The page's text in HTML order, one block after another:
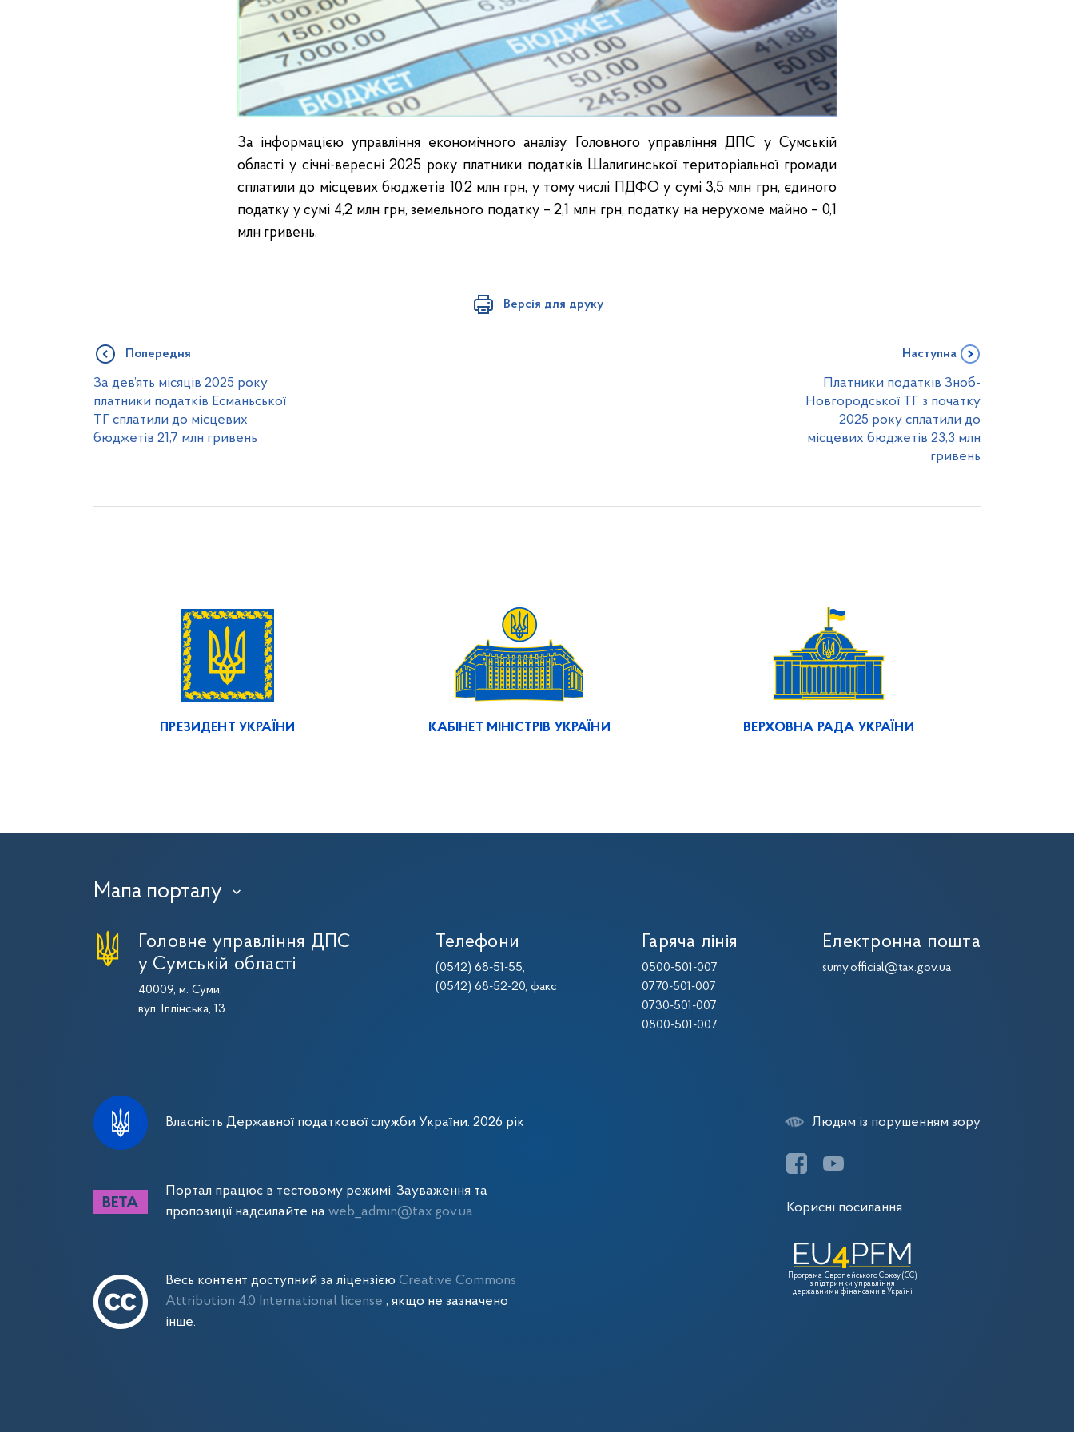
За інформацією управління економічного аналізу Головного управління ДПС у Сумській
області у січні-вересні 2025 року платники податків Шалигинської територіальної громади
сплатили до місцевих бюджетів 10,2 млн грн, у тому числі ПДФО у сумі 3,5 млн грн, єдиного
податку у сумі 4,2 млн грн, земельного податку – 2,1 млн грн, податку на нерухоме майно – 0,1
млн гривень.
Версія для друку
Попередня
За дев’ять місяців 2025 року
платники податків Есманьської
ТГ сплатили до місцевих
бюджетів 21,7 млн гривень
Наступна
Платники податків Зноб-
Новгородської ТГ з початку
2025 року сплатили до
місцевих бюджетів 23,3 млн
гривень
ПРЕЗИДЕНТ УКРАЇНИ КАБІНЕТ МІНІСТРІВ УКРАЇНИ ВЕРХОВНА РАДА УКРАЇНИ
Мапа порталу ›
Головне управління ДПС
у Сумській області
40009, м. Суми,
вул. Іллінська, 13
Телефони
(0542) 68-51-55,
(0542) 68-52-20, факс
Гаряча лінія
0500-501-007
0770-501-007
0730-501-007
0800-501-007
Електронна пошта
sumy.official@tax.gov.ua
Власність Державної податкової служби України. 2026 рік
Портал працює в тестовому режимі. Зауваження та
пропозиції надсилайте на web_admin@tax.gov.ua
Весь контент доступний за ліцензією Creative Commons
Attribution 4.0 International license , якщо не зазначено
інше.
Людям із порушенням зору
Корисні посилання
Програма Європейського Союзу (ЄС)
з підтримки управління
державними фінансами в Україні